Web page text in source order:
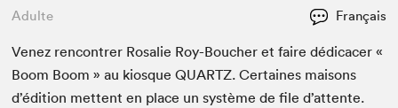
Adulte Français
Venez ren­con­tr­er Ros­alie Roy-Bouch­er et faire dédi­cac­er «
Boom Boom » au kiosqueQUARTZ. Cer­taines maisons
d’édi­tion met­tent en place un sys­tème de file d’at­tente.